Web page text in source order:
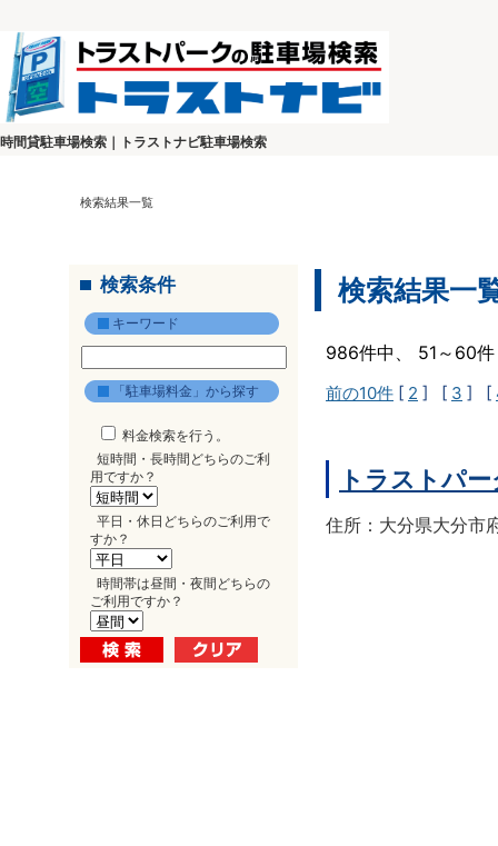
時間貸駐車場検索｜トラストナビ駐車場検索
検索結果一覧
検索条件
キーワード
「駐車場料金」から探す
料金検索を行う。
短時間・長時間どちらのご利
用ですか？
平日・休日どちらのご利用で
すか？
時間帯は昼間・夜間どちらの
ご利用ですか？
検索結果一
986件中、 51～60
前の10件 [ 2 ] [ 3 ] [
トラストパ
住所：大分県大分市